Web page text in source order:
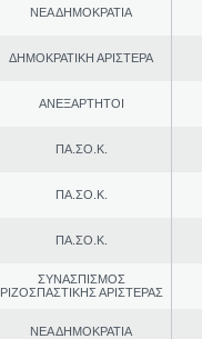
ΝΕΑ ΔΗΜΟΚΡΑΤΙΑ
ΔΗΜΟΚΡΑΤΙΚΗ ΑΡΙΣΤΕΡΑ
ΑΝΕΞΑΡΤΗΤΟΙ
ΠΑ.ΣΟ.Κ.
ΠΑ.ΣΟ.Κ.
ΠΑ.ΣΟ.Κ.
ΣΥΝΑΣΠΙΣΜΟΣ
ΡΙΖΟΣΠΑΣΤΙΚΗΣ ΑΡΙΣΤΕΡΑΣ
ΝΕΑ ΔΗΜΟΚΡΑΤΙΑ